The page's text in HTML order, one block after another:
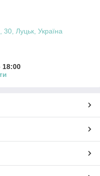
30, Луцьк, Україна
18:00